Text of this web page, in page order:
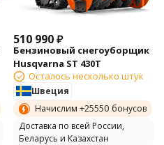
510 990 ₽
Бензиновый снегоуборщик
Husqvarna ST 430T
Осталось несколько штук
Швеция
Начислим +25550 бонусов
Доставка по всей России,
Беларусь и Казахстан